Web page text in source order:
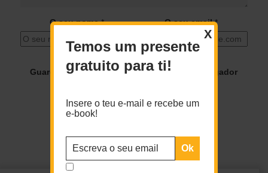
O seu nome * O seu email *
Guardar o meu nome, email e site neste navegador
Temos um presente
gratuito para ti!
Insere o teu e-mail e recebe um
e-book!
X